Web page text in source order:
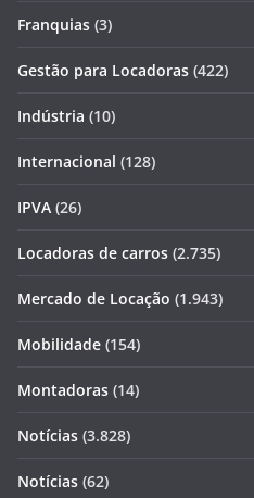
Franquias (3)
Gestão para Locadoras (422)
Indústria (10)
Internacional (128)
IPVA (26)
Locadoras de carros (2.735)
Mercado de Locação (1.943)
Mobilidade (154)
Montadoras (14)
Notícias (3.828)
Notícias (62)